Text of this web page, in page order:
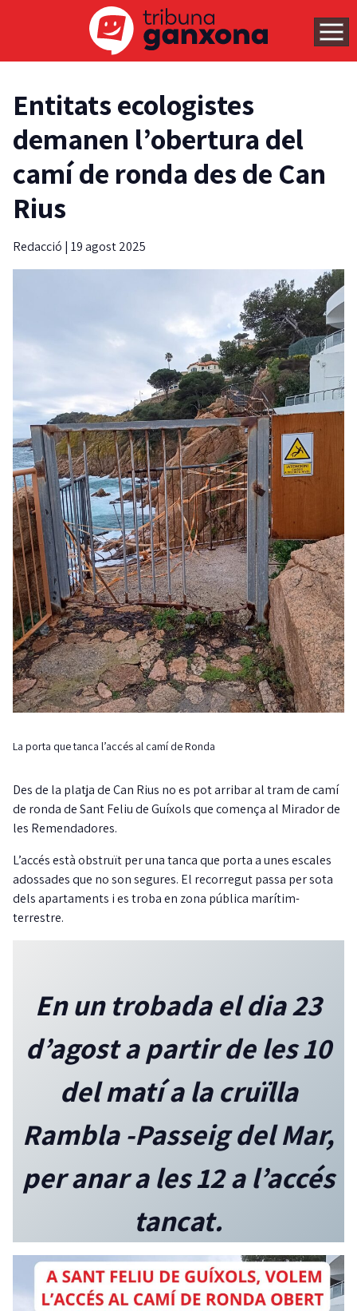
Entitats ecologistes
demanen l’obertura del
camí de ronda des de Can
Rius
Redacció | 19 agost 2025
La porta que tanca l’accés al camí de Ronda
Des de la platja de Can Rius no es pot arribar al tram de camí
de ronda de Sant Feliu de Guíxols que comença al Mirador de
les Remendadores.
L’accés està obstruït per una tanca que porta a unes escales
adossades que no son segures. El recorregut passa per sota
dels apartaments i es troba en zona pública marítim-
terrestre.
En un trobada el dia 23
d’agost a partir de les 10
del matí a la cruïlla
Rambla -Passeig del Mar,
per anar a les 12 a l’accés
tancat.